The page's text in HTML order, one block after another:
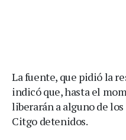
La fuente, que pidió la
indicó que, hasta el
liberarán a alguno de
Citgo detenidos.